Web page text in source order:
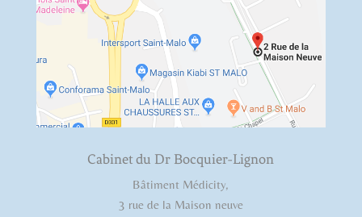
Cabinet du Dr Bocquier-Lignon
Bâtiment Médicity,
3 rue de la Maison neuve